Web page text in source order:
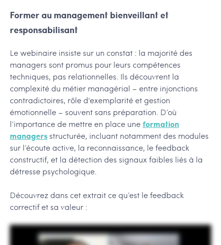
Former au management bienveillant et
responsabilisant
Le webinaire insiste sur un constat : la majorité des
managers sont promus pour leurs compétences
techniques, pas relationnelles. Ils découvrent la
complexité du métier managérial – entre injonctions
contradictoires, rôle d'exemplarité et gestion
émotionnelle – souvent sans préparation. D’où
l’importance de mettre en place uneformation
managersstructurée, incluant notamment des modules
sur l’écoute active, la reconnaissance, le feedback
constructif, et la détection des signaux faibles liés à la
détresse psychologique.
Découvrez dans cet extrait ce qu’est le feedback
correctif et sa valeur :